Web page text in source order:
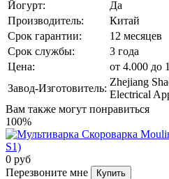
Йогурт:
Да
Производитель:
Китай
Срок гарантии:
12 месяцев
Срок службы:
3 года
Цена:
от 4.000 до
Завод-Изготовитель:
Zhejiang
Electrical
Вам также могут понравиться
100%
0 руб
Перезвоните мне
Купить